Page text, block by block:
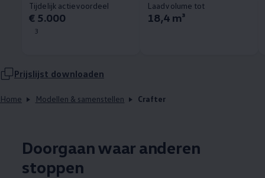
Tijdelijk actievoordeel
€ 5.000
3
Laadvolume tot
18,4 m³
Prijslijst downloaden
Home Modellen & samenstellen Crafter
Doorgaan waar anderen
stoppen